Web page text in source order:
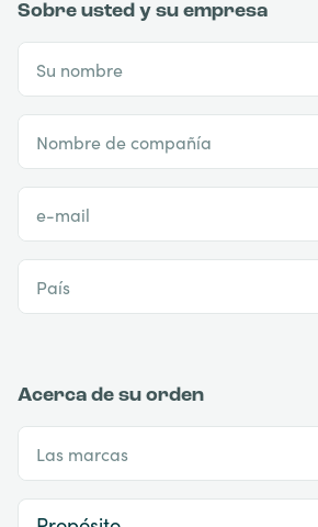
Sobre usted y su empresa
Su nombre
Nombre de compañía
e-mail
País
Acerca de su orden
Las marcas